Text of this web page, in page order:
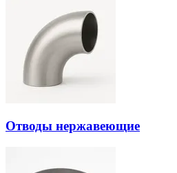
Отводы нержавеющие